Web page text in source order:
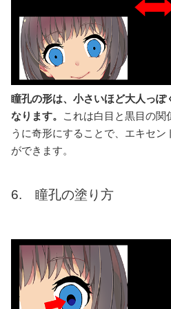
瞳孔の形は、小さいほど大人っぽ
なります。
これは白目と黒目の関
うに奇形にすることで、エキセン
ができます。
6. 瞳孔の塗り方